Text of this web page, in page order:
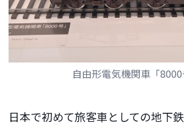
自由形電気機関車「8000
日本で初めて旅客車としての地下